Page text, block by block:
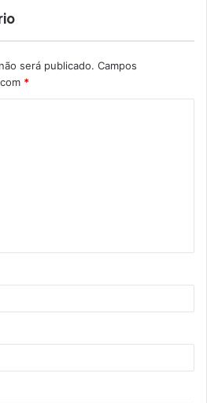
será publicado. Campos
*